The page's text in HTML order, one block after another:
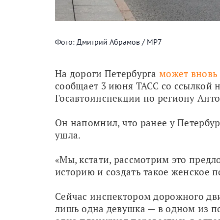
Фото: Дмитрий Абрамов / МР7
На дороги Петербурга может вновь
сообщает 3 июня ТАСС со ссылкой
Госавтоинспекции по региону
Он напомнил, что ранее у
ушла.
«Мы, кстати, рассмотрим это
историю и создать такое женское
Сейчас инспектором дорожного
лишь одна девушка — в одном из